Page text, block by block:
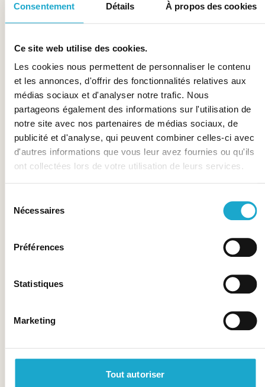
Consentement Détails À propos des cookies
Ce site web utilise des cookies.
Les cookies nous permettent de personnaliser le contenu
et les annonces, d'offrir des fonctionnalités relatives aux
médias sociaux et d'analyser notre trafic. Nous
partageons également des informations sur l'utilisation de
notre site avec nos partenaires de médias sociaux, de
publicité et d'analyse, qui peuvent combiner celles-ci avec
d'autres informations que vous leur avez fournies ou qu'ils
ont collectées lors de votre utilisation de leurs services.
Nécessaires
Préférences
Statistiques
Marketing
Tout autoriser